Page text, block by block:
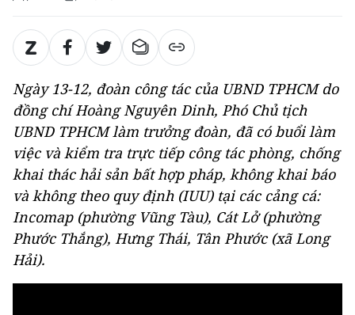
Ngày 13-12, đoàn công tác của UBND TPHCM do
đồng chí Hoàng Nguyên Dinh, Phó Chủ tịch
UBND TPHCM làm trưởng đoàn, đã có buổi làm
việc và kiểm tra trực tiếp công tác phòng, chống
khai thác hải sản bất hợp pháp, không khai báo
và không theo quy định (IUU) tại các cảng cá:
Incomap (phường Vũng Tàu), Cát Lở (phường
Phước Thắng), Hưng Thái, Tân Phước (xã Long
Hải).